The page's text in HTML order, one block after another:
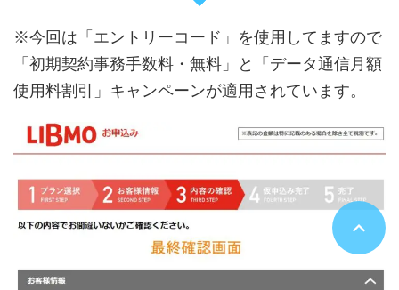
※今回は「エントリーコード」を使用してますので
「初期契約事務手数料・無料」と「データ通信月額
使用料割引」キャンペーンが適用されています。